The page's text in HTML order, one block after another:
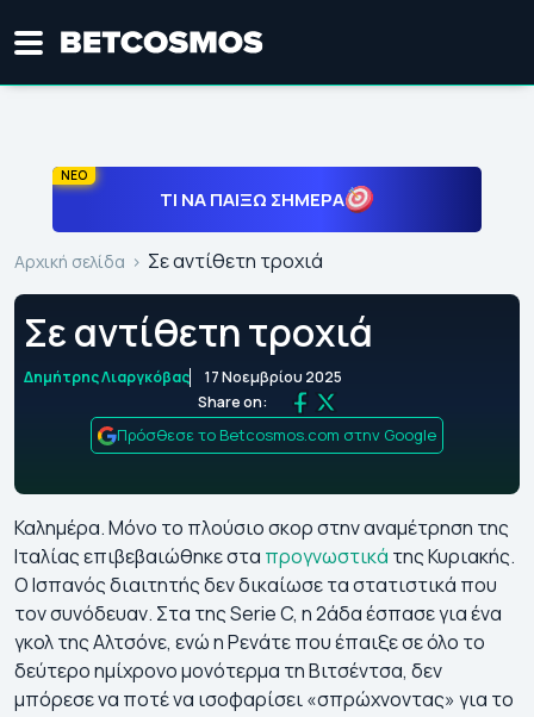
ΝΕΟ
ΤΙ ΝΑ ΠΑΊΞΩ ΣΉΜΕΡΑ
Αρχική σελίδα Σε αντίθετη τροχιά
Σε αντίθετη τροχιά
Δημήτρης Λιαργκόβας
17 Νοεμβρίου 2025
Share on:
Πρόσθεσε το Betcosmos.com στην Google
Καλημέρα. Μόνο το πλούσιο σκορ στην αναμέτρηση της
Ιταλίας επιβεβαιώθηκε στα προγνωστικά της Κυριακής.
Ο Ισπανός διαιτητής δεν δικαίωσε τα στατιστικά που
τον συνόδευαν. Στα της Serie C, η 2άδα έσπασε για ένα
γκολ της Αλτσόνε, ενώ η Ρενάτε που έπαιξε σε όλο το
δεύτερο ημίχρονο μονότερμα τη Βιτσέντσα, δεν
μπόρεσε να ποτέ να ισοφαρίσει «σπρώχνοντας» για το